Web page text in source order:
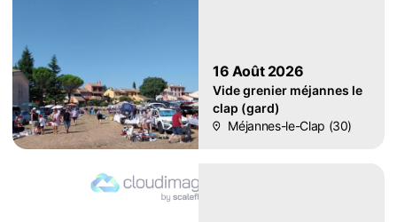
16 Août 2026
Vide grenier méjannes le
clap (gard)
Méjannes-le-Clap (30)